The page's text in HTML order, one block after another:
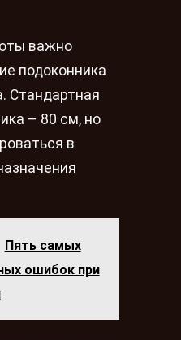
важно
подоконника
Стандартная
– 80 см, но
в
Пять самых
ошибок при